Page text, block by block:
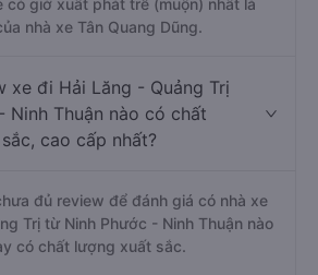
có giờ xuất phát trễ (muộn) nhất là
nhà xe Tân Quang Dũng.
xe đi Hải Lăng - Quảng Trị
Ninh Thuận nào có chất
cao cấp nhất?
đủ review để đánh giá có nhà xe
Trị từ Ninh Phước - Ninh Thuận nào
có chất lượng xuất sắc.